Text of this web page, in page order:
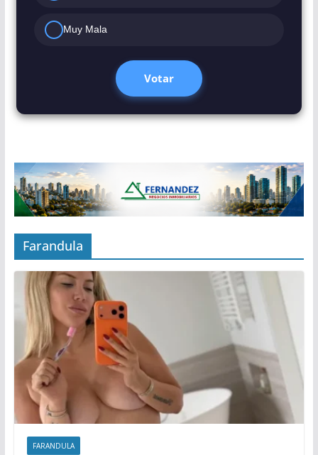
Muy Mala
Votar
Farandula
FARANDULA